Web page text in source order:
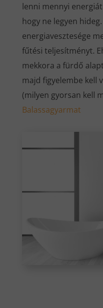
lenni mennyi
hogy ne legyen
energiavesztesége
fűtési teljesítményt.
mekkora a fürdő
majd figyelembe kell
(milyen gyorsan kell
Balassagyarmat